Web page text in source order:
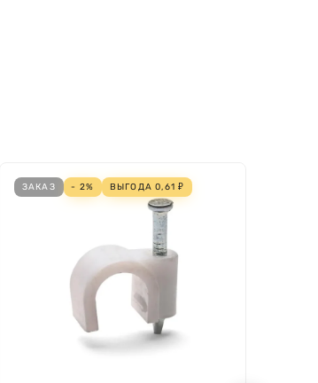
ЗАКАЗ - 2% ВЫГОДА0,61 ₽